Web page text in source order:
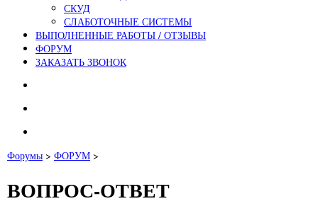
СКУД
СЛАБОТОЧНЫЕ СИСТЕМЫ
ВЫПОЛНЕННЫЕ РАБОТЫ / ОТЗЫВЫ
ФОРУМ
ЗАКАЗАТЬ ЗВОНОК
Форумы > ФОРУМ >
ВОПРОС-ОТВЕТ